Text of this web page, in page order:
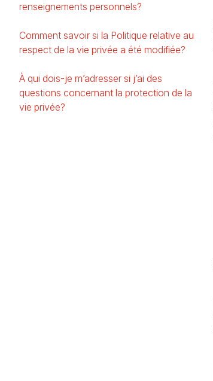
renseignements personnels?
Comment savoir si la Politique relative au
respect de la vie privée a été modifiée?
À qui dois-je m’adresser si j’ai des
questions concernant la protection de la
vie privée?